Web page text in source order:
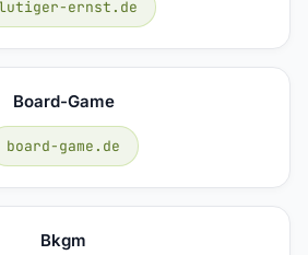
ernst.de
Board-Game
board-game.de
Bkgm